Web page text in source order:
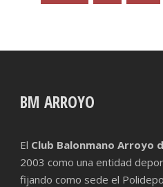
BM ARROYO
El Club Balonmano Arroyo
2003 como una entidad
fijando como sede el